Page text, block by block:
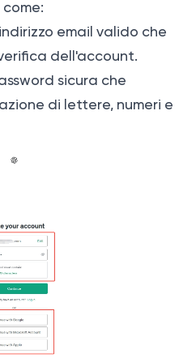
email valido che
dell'account.
sicura che
di lettere, numeri e